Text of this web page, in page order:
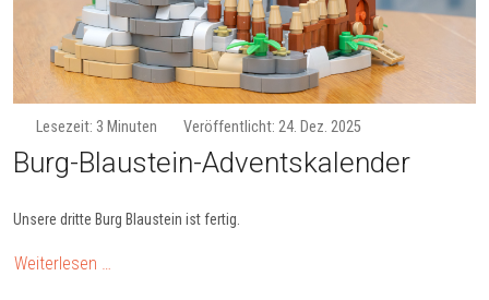
Lesezeit: 3 Minuten Veröffentlicht: 24. Dez. 2025
Burg-Blau­stein-Ad­vents­ka­len­der
Unsere dritte Burg Blaustein ist fertig.
Weiterlesen …